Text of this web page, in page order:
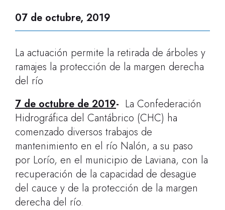
07 de octubre, 2019
La actuación permite la retirada de árboles y
ramajes la protección de la margen derecha
del río
7 de octubre de 2019- La Confederación
Hidrográfica del Cantábrico (CHC) ha
comenzado diversos trabajos de
mantenimiento en el río Nalón, a su paso
por Lorío, en el municipio de Laviana, con la
recuperación de la capacidad de desagüe
del cauce y de la protección de la margen
derecha del río.